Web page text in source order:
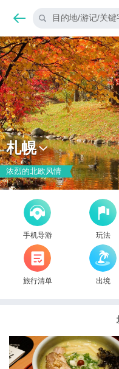
目的地/游记/关键
札幌
浓烈的北欧风情
手机导游 玩法
旅行清单 出境